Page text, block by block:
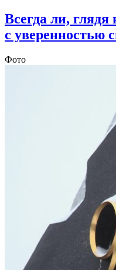
Всегда ли,
с уверенностью
Фото